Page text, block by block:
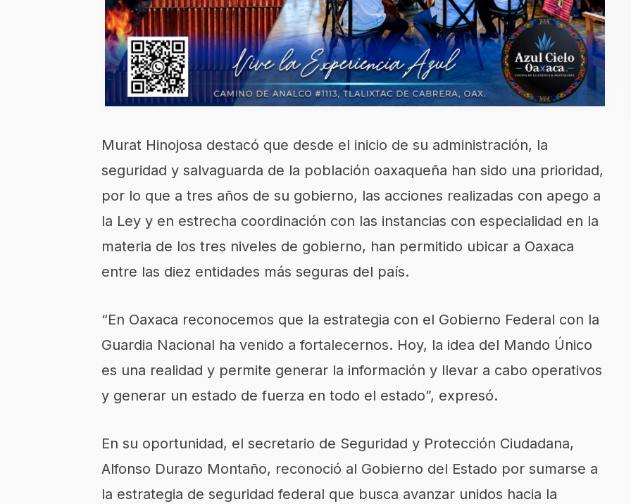
Murat Hinojosa destacó que desde el inicio de su administración, la
seguridad y salvaguarda de la población oaxaqueña han sido una prioridad,
por lo que a tres años de su gobierno, las acciones realizadas con apego a
la Ley y en estrecha coordinación con las instancias con especialidad en la
materia de los tres niveles de gobierno, han permitido ubicar a Oaxaca
entre las diez entidades más seguras del país.
“En Oaxaca reconocemos que la estrategia con el Gobierno Federal con la
Guardia Nacional ha venido a fortalecernos. Hoy, la idea del Mando Único
es una realidad y permite generar la información y llevar a cabo operativos
y generar un estado de fuerza en todo el estado”, expresó.
En su oportunidad, el secretario de Seguridad y Protección Ciudadana,
Alfonso Durazo Montaño, reconoció al Gobierno del Estado por sumarse a
la estrategia de seguridad federal que busca avanzar unidos hacia la